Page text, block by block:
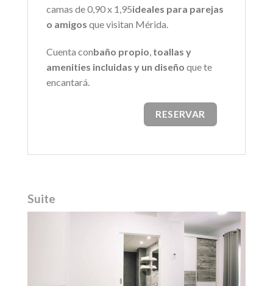
camas de 0,90 x 1,95ideales para parejas
o amigos que visitan Mérida.
Cuenta conbaño propio, toallas y
amenities incluidas y un diseño que te
encantará.
RESERVAR
Suite